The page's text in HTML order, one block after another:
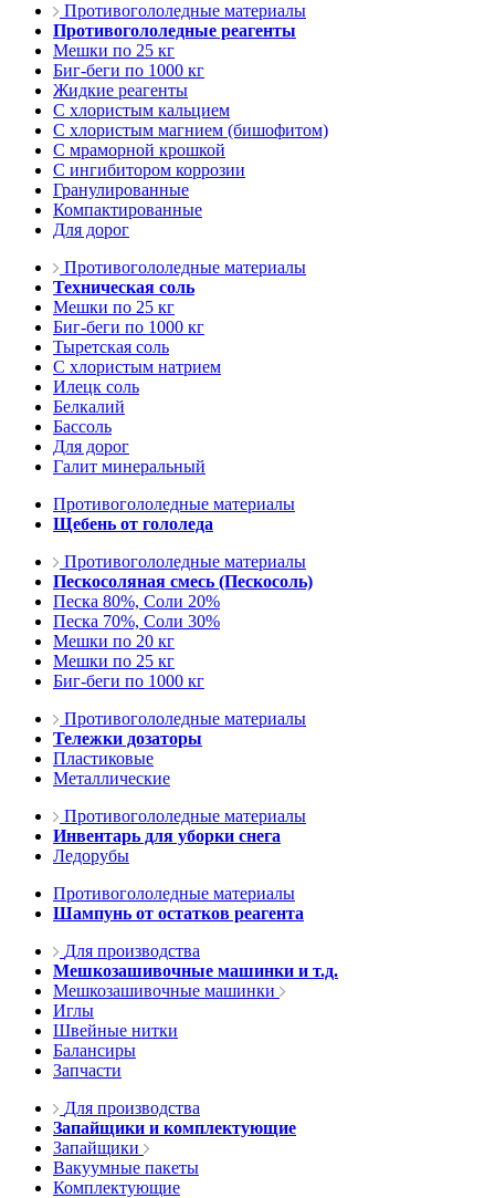
Противогололедные материалы
Противогололедные реагенты
Мешки по 25 кг
Биг-беги по 1000 кг
Жидкие реагенты
С хлористым кальцием
С хлористым магнием (бишофитом)
С мраморной крошкой
С ингибитором коррозии
Гранулированные
Компактированные
Для дорог
Противогололедные материалы
Техническая соль
Мешки по 25 кг
Биг-беги по 1000 кг
Тыретская соль
С хлористым натрием
Илецк соль
Белкалий
Бассоль
Для дорог
Галит минеральный
Противогололедные материалы
Щебень от гололеда
Противогололедные материалы
Пескосоляная смесь (Пескосоль)
Песка 80%, Соли 20%
Песка 70%, Соли 30%
Мешки по 20 кг
Мешки по 25 кг
Биг-беги по 1000 кг
Противогололедные материалы
Тележки дозаторы
Пластиковые
Металлические
Противогололедные материалы
Инвентарь для уборки снега
Ледорубы
Противогололедные материалы
Шампунь от остатков реагента
Для производства
Мешкозашивочные машинки и т.д.
Мешкозашивочные машинки
Иглы
Швейные нитки
Балансиры
Запчасти
Для производства
Запайщики и комплектующие
Запайщики
Вакуумные пакеты
Комплектующие